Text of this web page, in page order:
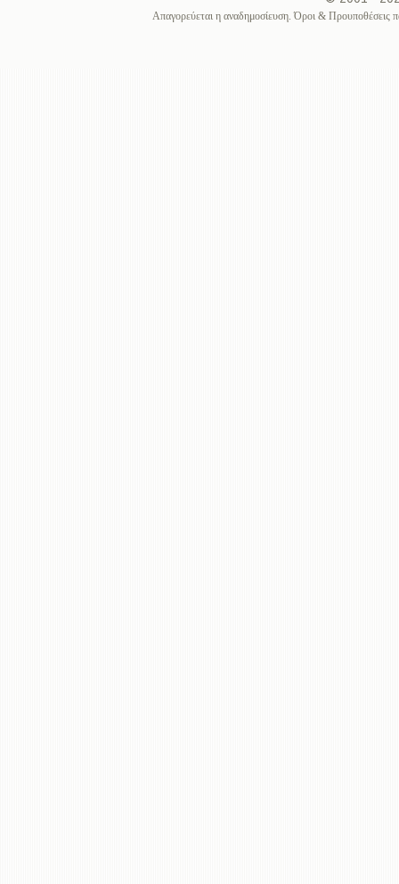
Απαγορεύεται η αναδημοσίευση. Όροι & Προυποθέσεις